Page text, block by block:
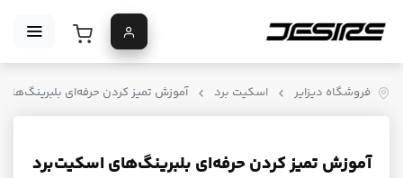
فروشگاه دیزایر اسکیت برد آموزش تمیز کردن حرفه‌ای
آموزش تمیز کردن حرفه‌ای بلبرینگ‌های اسکیت‌برد